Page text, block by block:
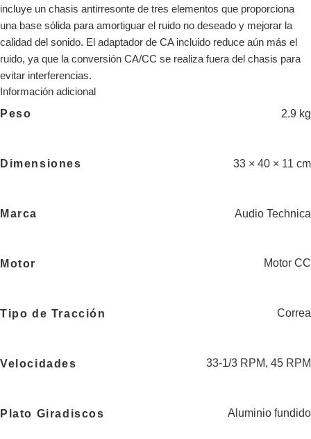
incluye un chasis antirresonte de tres elementos que proporciona
una base sólida para amortiguar el ruido no deseado y mejorar la
calidad del sonido. El adaptador de CA incluido reduce aún más el
ruido, ya que la conversión CA/CC se realiza fuera del chasis para
evitar interferencias.
Información adicional
Peso 2.9 kg
Dimensiones 33 × 40 × 11 cm
Marca Audio Technica
Motor Motor CC
Tipo de Tracción Correa
Velocidades 33-1/3 RPM, 45 RPM
Plato Giradiscos Aluminio fundido